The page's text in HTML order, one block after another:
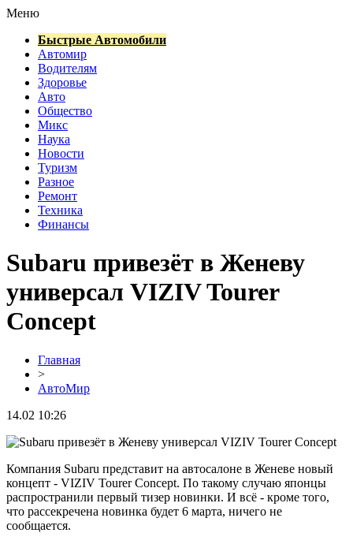
Меню
Быстрые Автомобили
Автомир
Водителям
Здоровье
Авто
Общество
Микс
Наука
Новости
Туризм
Разное
Ремонт
Техника
Финансы
Subaru привезёт в Женеву
универсал VIZIV Tourer
Concept
Главная
>
АвтоМир
14.02 10:26
Компания Subaru представит на автосалоне в Женеве новый
концепт - VIZIV Tourer Concept. По такому случаю японцы
распространили первый тизер новинки. И всё - кроме того,
что рассекречена новинка будет 6 марта, ничего не
сообщается.